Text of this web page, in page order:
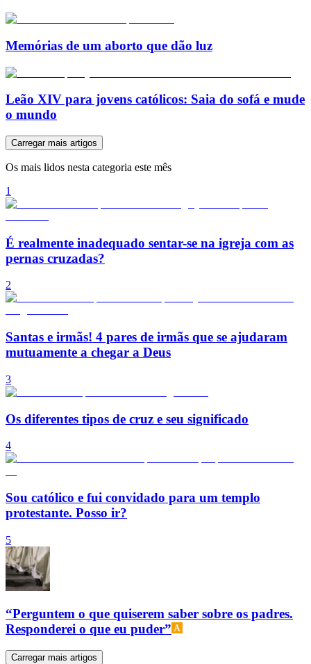
Memórias de um aborto que dão luz
Leão XIV para jovens católicos: Saia do sofá e mude
o mundo
Carregar mais artigos
Os mais lidos nesta categoria este mês
1
É realmente inadequado sentar-se na igreja com as
pernas cruzadas?
2
Santas e irmãs! 4 pares de irmãs que se ajudaram
mutuamente a chegar a Deus
3
Os diferentes tipos de cruz e seu significado
4
Sou católico e fui convidado para um templo
protestante. Posso ir?
5
“Perguntem o que quiserem saber sobre os padres.
Responderei o que eu puder”
Carregar mais artigos